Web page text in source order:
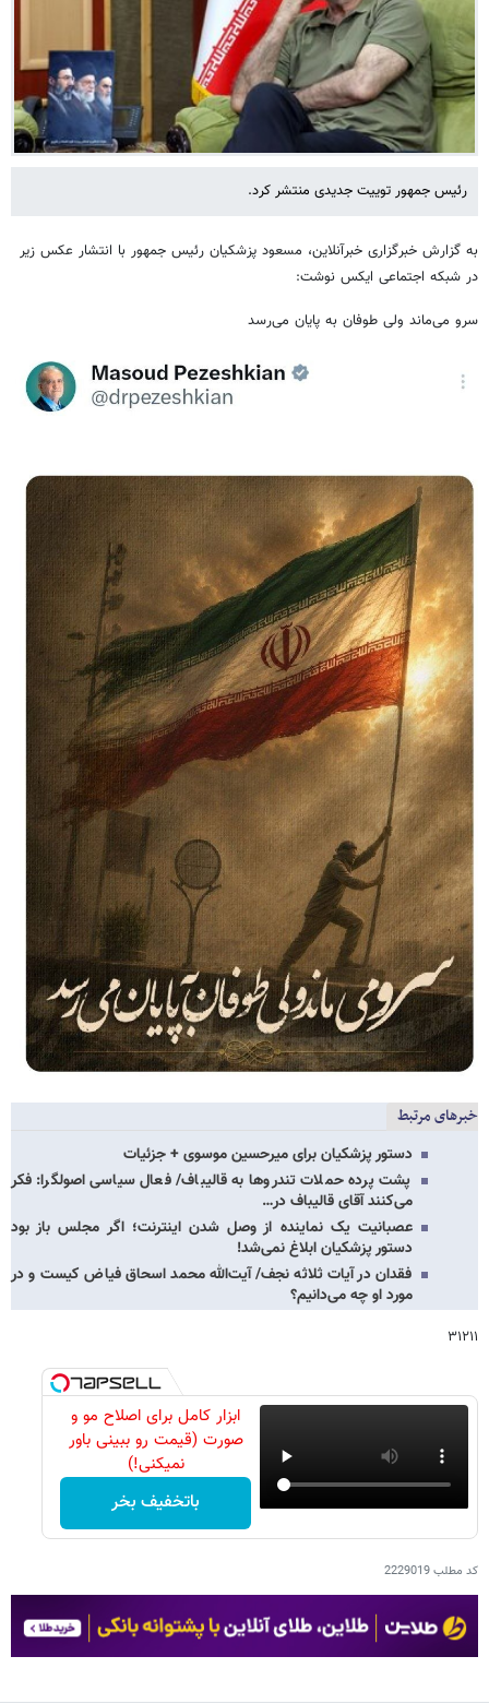
رئیس جمهور توییت جدیدی منتشر کرد.
به گزارش خبرگزاری خبرآنلاین، مسعود پزشکیان رئیس جمهور با انتشار عکس زیر
در شبکه اجتماعی ایکس نوشت:
سرو می‌ماند ولی طوفان به پایان می‌رسد
خبرهای مرتبط
دستور پزشکیان برای میرحسین موسوی + جزئیات
پشت پرده حملات تندروها به قالیباف/ فعال سیاسی اصولگرا: فکر
می‌کنند آقای قالیباف در…
عصبانیت یک نماینده از وصل شدن اینترنت؛ اگر مجلس باز بود
دستور پزشکیان ابلاغ نمی‌شد!
فقدان در آیات ثلاثه نجف/ آیت‌الله محمد اسحاق فیاض کیست و در
مورد او چه می‌دانیم؟
۳۱۲۱۱
ابزار کامل برای اصلاح مو و
صورت (قیمت رو ببینی باور
نمیکنی!)
باتخفیف بخر
کد مطلب2229019